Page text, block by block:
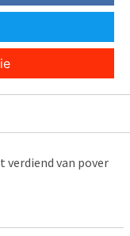
verdiend van pover